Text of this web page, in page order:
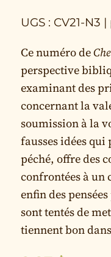
UGS : CV21-N3 |
Ce numéro de
perspective
examinant des
concernant la
soumission à la
fausses idées
péché, offre des
confrontées à un
enfin des
sont tentés de
tiennent bon